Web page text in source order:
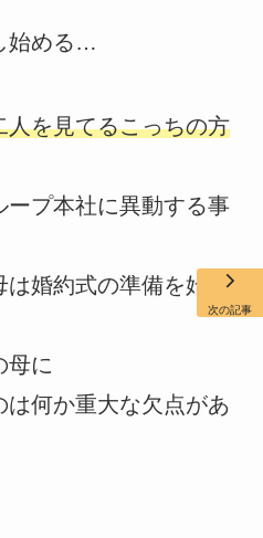
始める…
を見てるこっちの方
ープ本社に異動する事
は婚約式の準備を始め
母に
は何か重大な欠点があ
次の記事